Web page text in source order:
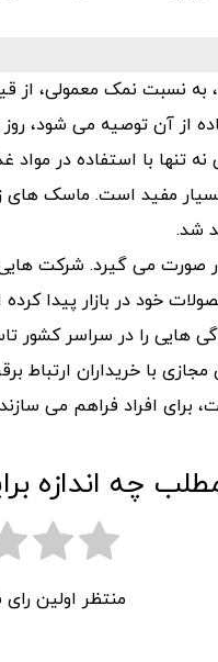
نسبت نمک معمولی، از
از آن توصیه می شود، روز
تنها با استفاده در مواد
مفید است. ماسک های
شد.
صورت می گیرد. شرکت
خود در بازار پیدا
هایی را در سراسر
با خریداران ارتباط
برای افراد فراهم می
چه اندازه
منتظر اولین